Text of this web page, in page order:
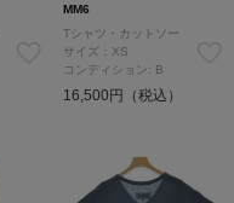
MM6
Tシャツ・カットソー
サイズ：XS
コンディション: B
16,500円（税込）